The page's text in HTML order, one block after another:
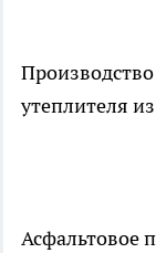
утеплителя
Асфальтовое